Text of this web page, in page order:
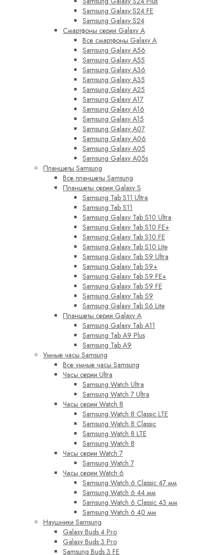
Samsung Galaxy S24 FE
Samsung Galaxy S24
Смартфоны серии Galaxy A
Все смартфоны Galaxy A
Samsung Galaxy A56
Samsung Galaxy A55
Samsung Galaxy A36
Samsung Galaxy A35
Samsung Galaxy A25
Samsung Galaxy A17
Samsung Galaxy A16
Samsung Galaxy A15
Samsung Galaxy A07
Samsung Galaxy A06
Samsung Galaxy A05
Samsung Galaxy A05s
Планшеты Samsung
Все планшеты Samsung
Планшеты серии Galaxy S
Samsung Tab S11 Ultra
Samsung Tab S11
Samsung Galaxy Tab S10 Ultra
Samsung Galaxy Tab S10 FE+
Samsung Galaxy Tab S10 FE
Samsung Galaxy Tab S10 Lite
Samsung Galaxy Tab S9 Ultra
Samsung Galaxy Tab S9+
Samsung Galaxy Tab S9 FE+
Samsung Galaxy Tab S9 FE
Samsung Galaxy Tab S9
Samsung Galaxy Tab S6 Lite
Планшеты серии Galaxy A
Samsung Galaxy Tab A11
Samsung Tab A9 Plus
Samsung Tab A9
Умные часы Samsung
Все умные часы Samsung
Часы серии Ultra
Samsung Watch Ultra
Samsung Watch 7 Ultra
Часы серии Watch 8
Samsung Watch 8 Classic LTE
Samsung Watch 8 Classic
Samsung Watch 8 LTE
Samsung Watch 8
Часы серии Watch 7
Samsung Watch 7
Часы серии Watch 6
Samsung Watch 6 Classic 47 мм
Samsung Watch 6 44 мм
Samsung Watch 6 Classic 43 мм
Samsung Watch 6 40 мм
Наушники Samsung
Galaxy Buds 4 Pro
Galaxy Buds 3 Pro
Samsung Buds 3 FE